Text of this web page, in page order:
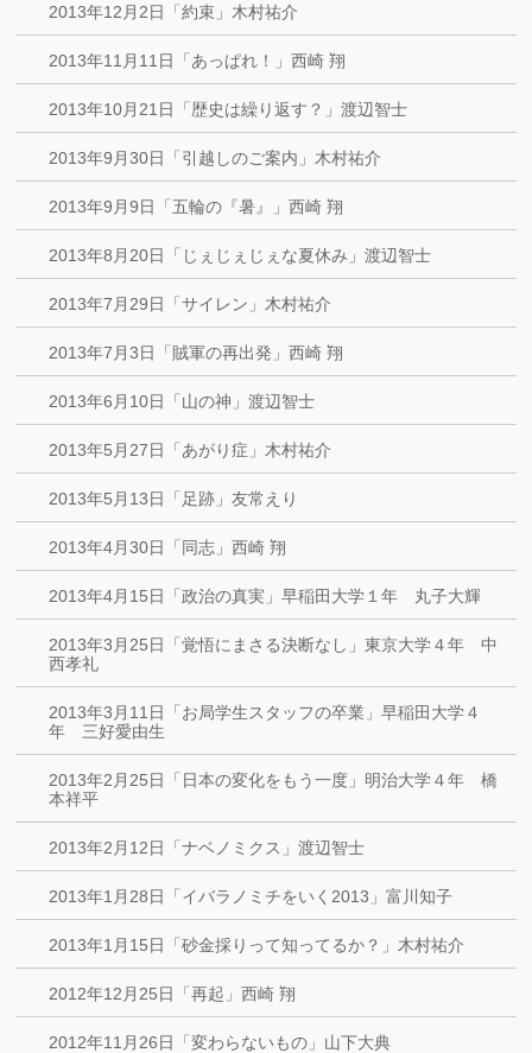
2013年12月2日「約束」木村祐介
2013年11月11日「あっぱれ！」西崎 翔
2013年10月21日「歴史は繰り返す？」渡辺智士
2013年9月30日「引越しのご案内」木村祐介
2013年9月9日「五輪の『暑』」西崎 翔
2013年8月20日「じぇじぇじぇな夏休み」渡辺智士
2013年7月29日「サイレン」木村祐介
2013年7月3日「賊軍の再出発」西崎 翔
2013年6月10日「山の神」渡辺智士
2013年5月27日「あがり症」木村祐介
2013年5月13日「足跡」友常えり
2013年4月30日「同志」西崎 翔
2013年4月15日「政治の真実」早稲田大学１年 丸子大輝
2013年3月25日「覚悟にまさる決断なし」東京大学４年 中
西孝礼
2013年3月11日「お局学生スタッフの卒業」早稲田大学４
年 三好愛由生
2013年2月25日「日本の変化をもう一度」明治大学４年 橋
本祥平
2013年2月12日「ナベノミクス」渡辺智士
2013年1月28日「イバラノミチをいく2013」富川知子
2013年1月15日「砂金採りって知ってるか？」木村祐介
2012年12月25日「再起」西崎 翔
2012年11月26日「変わらないもの」山下大典